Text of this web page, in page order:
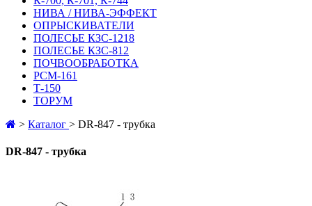
НИВА / НИВА-ЭФФЕКТ
ОПРЫСКИВАТЕЛИ
ПОЛЕСЬЕ КЗС-1218
ПОЛЕСЬЕ КЗС-812
ПОЧВООБРАБОТКА
РСМ-161
Т-150
ТОРУМ
> Каталог > DR-847 - трубка
DR-847 - трубка